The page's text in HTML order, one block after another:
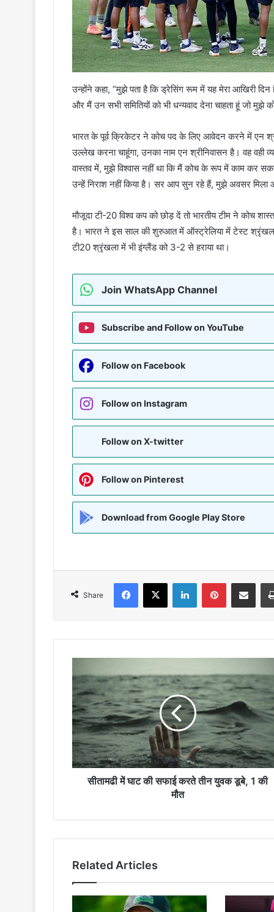
उन्होंने कहा, “मुझे पता है कि ड्रेसिंग रूम में यह मेरा आखिरी
और मैं उन सभी समितियों को भी धन्यवाद देना चाहता हूं जो
भारत के पूर्व क्रिकेटर ने कोच पद के लिए आवेदन करने में एन
उल्लेख करना चाहूंगा, उनका नाम एन श्रीनिवासन है। वह
वास्तव में, मुझे विश्वास नहीं था कि मैं कोच के रूप में काम कर
उन्हें निराश नहीं किया है। सर आप सुन रहे हैं, मुझे अवसर मिला
मौजूदा टी-20 विश्व कप को छोड़ दें तो भारतीय टीम ने कोच
है। भारत ने इस साल की शुरुआत में ऑस्ट्रेलिया में टेस्ट श्रृंखला
टी20 श्रृंखला में भी इंग्लैंड को 3-2 से हराया था।
Join WhatsApp Channel
Subscribe and Follow on YouTube
Follow on Facebook
Follow on Instagram
Follow on X-twitter
Follow on Pinterest
Download from Google Play Store
Share
Facebook
X LinkedInPinterestShare via Email
में
घाट
की
सफाई
करते
तीन
युवक
डूबे,
सीतामढी में घाट की सफाई करते तीन युवक डूबे, 1 की
मौत
Related Articles